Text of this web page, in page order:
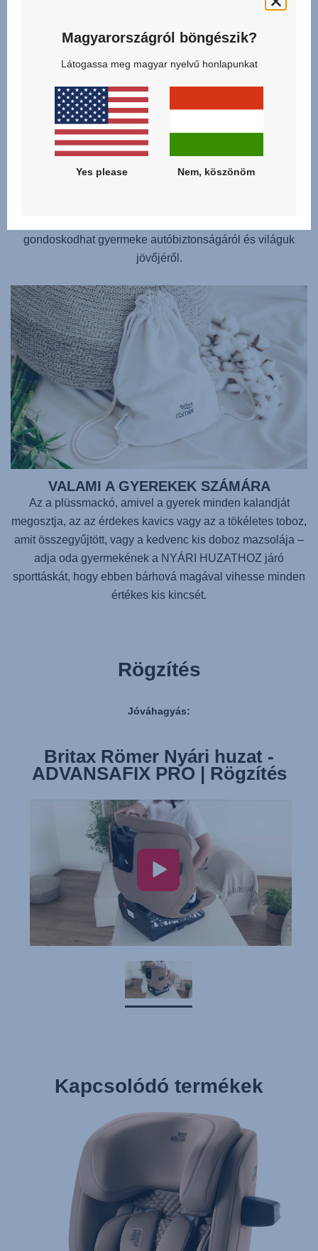
KÖRNYEZETTUDATOS AUTÓBIZTONSÁG
készült NYÁRI HUZATAINKKAL, amelyek 100%-ban
természetes anyagból készülnek. A huzat organikus
pamutból - amelyet vegyszermentesen, műtrágyák és
szintetikus növényvédő szerek nélkül termesztettek -
valamint gyorsan növő, újrahasznosítható bambuszból
készül, amely előállítása során nem igényel vegyszereket
gondoskodhat gyermeke autóbiztonságáról és világuk
jövőjéről.
VALAMI A GYEREKEK SZÁMÁRA
Az a plüssmackó, amivel a gyerek minden kalandját
megosztja, az az érdekes kavics vagy az a tökéletes toboz,
amit összegyűjtött, vagy a kedvenc kis doboz mazsolája –
adja oda gyermekének a NYÁRI HUZATHOZ járó
sporttáskát, hogy ebben bárhová magával vihesse minden
értékes kis kincsét.
Rögzítés
Jóváhagyás:
Britax Römer Nyári huzat -
ADVANSAFIX PRO | Rögzítés
Kapcsolódó termékek
Magyarországról böngészik?
Látogassa meg magyar nyelvű honlapunkat
Yes please Nem, köszönöm